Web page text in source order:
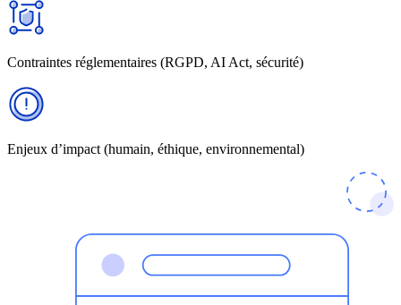
Contraintes réglementaires (RGPD, AI Act, sécurité)
Enjeux d’impact (humain, éthique, environnemental)